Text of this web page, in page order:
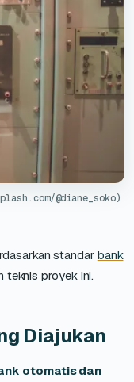
@diane_soko)
standar bank
teknis proyek ini.
Diajukan
otomatis dan